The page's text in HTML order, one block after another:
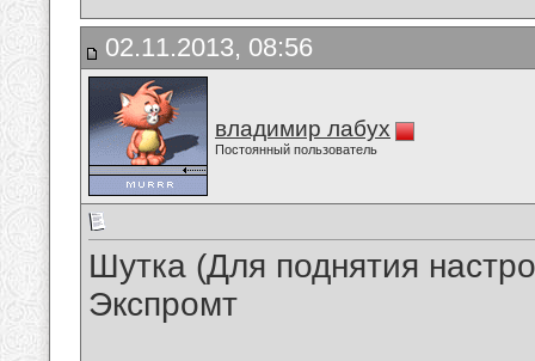
02.11.2013, 08:56
владимир лабух
Постоянный пользователь
Шутка (Для поднятия
Экспромт